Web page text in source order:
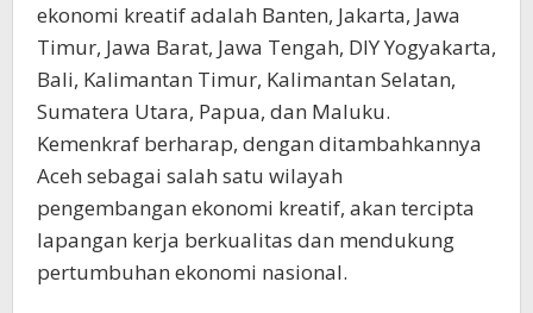
ekonomi kreatif adalah Banten, Jakarta, Jawa
Timur, Jawa Barat, Jawa Tengah, DIY Yogyakarta,
Bali, Kalimantan Timur, Kalimantan Selatan,
Sumatera Utara, Papua, dan Maluku.
Kemenkraf berharap, dengan ditambahkannya
Aceh sebagai salah satu wilayah
pengembangan ekonomi kreatif, akan tercipta
lapangan kerja berkualitas dan mendukung
pertumbuhan ekonomi nasional.